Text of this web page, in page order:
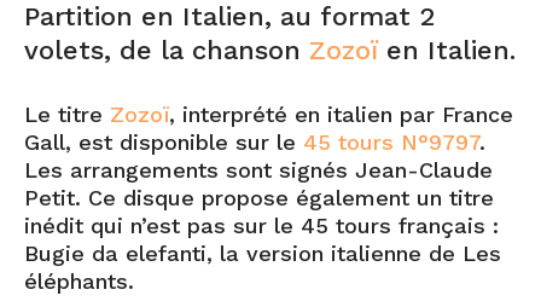
Partition en Italien, au format 2
volets, de la chanson Zozoïen Italien.
Le titre Zozoï, interprété en italien par France
Gall, est disponible sur le 45 tours N°9797.
Les arrangements sont signés Jean-Claude
Petit. Ce disque propose également un titre
inédit qui n’est pas sur le 45 tours français :
Bugie da elefanti, la version italienne de Les
éléphants.